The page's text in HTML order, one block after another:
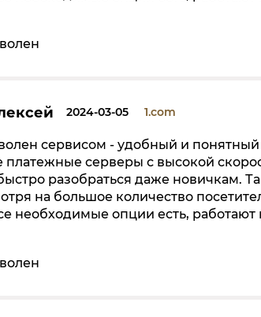
2024-03-05 1.com
сервисом - удобный и
платежные серверы с высокой
разобраться даже новичкам.
на большое количество
необходимые опции есть, работают